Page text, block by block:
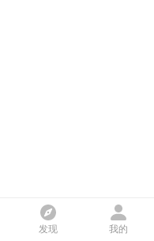
发现 我的